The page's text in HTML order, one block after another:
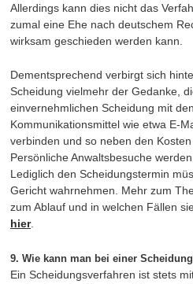
Allerdings kann dies nicht das
zumal eine Ehe nach deutschem
wirksam geschieden werden kann.
Dementsprechend verbirgt sich
Scheidung vielmehr der Gedanke,
einvernehmlichen Scheidung mit
Kommunikationsmittel wie etwa E-
verbinden und so neben den
Persönliche Anwaltsbesuche
Lediglich den Scheidungstermin
Gericht wahrnehmen. Mehr zum
zum Ablauf und in welchen Fällen
hier.
9. Wie kann man bei einer
Ein Scheidungsverfahren ist stets